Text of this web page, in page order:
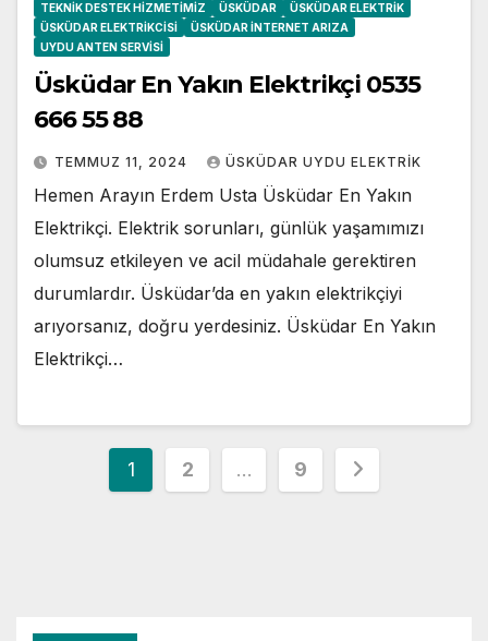
TEKNIK DESTEK HIZMETIMIZ
ÜSKÜDAR
ÜSKÜDAR ELEKTRIK
ÜSKÜDAR ELEKTRIKCISI
ÜSKÜDAR İNTERNET ARIZA
UYDU ANTEN SERVISI
Üsküdar En Yakın Elektrikçi 0535
666 55 88
TEMMUZ 11, 2024 ÜSKÜDAR UYDU ELEKTRIK
Hemen Arayın Erdem Usta Üsküdar En Yakın
Elektrikçi. Elektrik sorunları, günlük yaşamımızı
olumsuz etkileyen ve acil müdahale gerektiren
durumlardır. Üsküdar’da en yakın elektrikçiyi
arıyorsanız, doğru yerdesiniz. Üsküdar En Yakın
Elektrikçi…
Yazı
1 2 … 9